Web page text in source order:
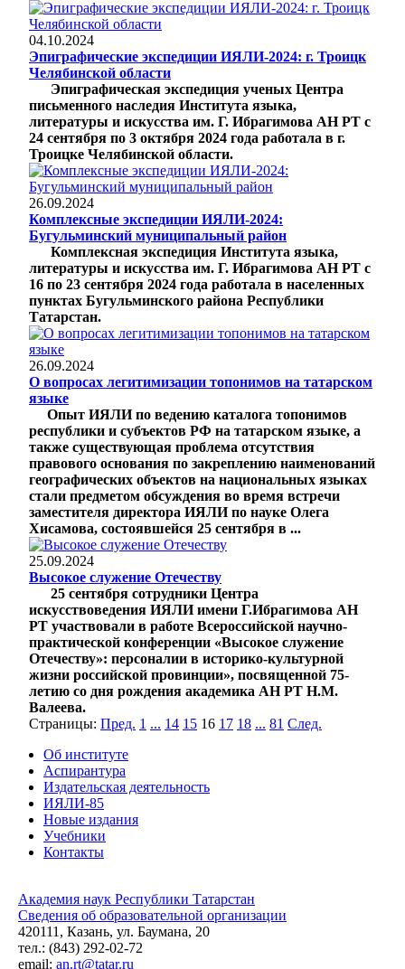
04.10.2024
Эпиграфические экспедиции ИЯЛИ-2024: г. Троицк
Челябинской области
Эпиграфическая экспедиция ученых Центра
письменного наследия Института языка,
литературы и искусства им. Г. Ибрагимова АН РТ с
24 сентября по 3 октября 2024 года работала в г.
Троицке Челябинской области.
26.09.2024
Комплексные экспедиции ИЯЛИ-2024:
Бугульминский муниципальный район
Комплексная экспедиция Института языка,
литературы и искусства им. Г. Ибрагимова АН РТ с
16 по 23 сентября 2024 года работала в населенных
пунктах Бугульминского района Республики
Татарстан.
26.09.2024
О вопросах легитимизации топонимов на татарском
языке
Опыт ИЯЛИ по ведению каталога топонимов
республики и субъектов РФ на татарском языке, а
также существующая проблема отсутствия
правового основания по закреплению наименований
географических объектов на национальных языках
стали предметом обсуждения во время встречи
заместителя директора ИЯЛИ по науке Олега
Хисамова, состоявшейся 25 сентября в ...
25.09.2024
Высокое служение Отечеству
25 сентября сотрудники Центра
искусствоведения ИЯЛИ имени Г.Ибрагимова АН
РТ участвовали в работе Всероссийской научно-
практической конференции «Высокое служение
Отечеству»: персоналии в историко-культурной
жизни российской провинции», посвященной 75-
летию со дня рождения академика АН РТ Н.М.
Валеева.
Страницы: Пред. 1 ... 14 15 16 17 18 ... 81 След.
Об институте
Аспирантура
Издательская деятельность
ИЯЛИ-85
Новые издания
Учебники
Контакты
Академия наук Республики Татарстан
Сведения об образовательной организации
420111, Казань, ул. Баумана, 20
тел.: (843) 292-02-72
email: an.rt@tatar.ru